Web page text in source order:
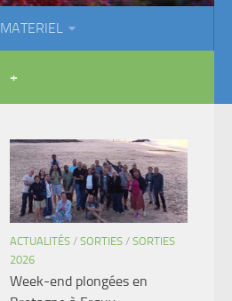
MATERIEL
+
ACTUALITÉS / SORTIES / SORTIES
2026
Week-end plongées en